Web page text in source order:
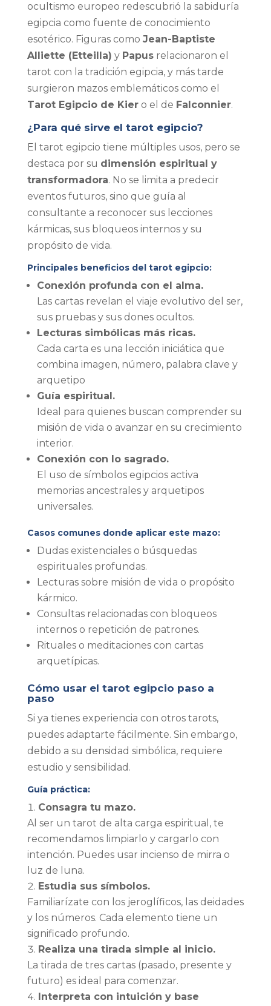
ocultismo europeo redescubrió la sabiduría
egipcia como fuente de conocimiento
esotérico. Figuras como Jean-Baptiste
Alliette (Etteilla) y Papusrelacionaron el
tarot con la tradición egipcia, y más tarde
surgieron mazos emblemáticos como el
Tarot Egipcio de Kiero el de Falconnier.
¿Para qué sirve el tarot egipcio?
El tarot egipcio tiene múltiples usos, pero se
destaca por su dimensión espiritual y
transformadora. No se limita a predecir
eventos futuros, sino que guía al
consultante a reconocer sus lecciones
kármicas, sus bloqueos internos y su
propósito de vida.
Principales beneficios del tarot egipcio:
Conexión profunda con el alma.
Las cartas revelan el viaje evolutivo del ser,
sus pruebas y sus dones ocultos.
Lecturas simbólicas más ricas.
Cada carta es una lección iniciática que
combina imagen, número, palabra clave y
arquetipo
Guía espiritual.
Ideal para quienes buscan comprender su
misión de vida o avanzar en su crecimiento
interior.
Conexión con lo sagrado.
El uso de símbolos egipcios activa
memorias ancestrales y arquetipos
universales.
Casos comunes donde aplicar este mazo:
Dudas existenciales o búsquedas
espirituales profundas.
Lecturas sobre misión de vida o propósito
kármico.
Consultas relacionadas con bloqueos
internos o repetición de patrones.
Rituales o meditaciones con cartas
arquetípicas.
Cómo usar el tarot egipcio paso a
paso
Si ya tienes experiencia con otros tarots,
puedes adaptarte fácilmente. Sin embargo,
debido a su densidad simbólica, requiere
estudio y sensibilidad.
Guía práctica:
Consagra tu mazo.
Al ser un tarot de alta carga espiritual, te
recomendamos limpiarlo y cargarlo con
intención. Puedes usar incienso de mirra o
luz de luna.
Estudia sus símbolos.
Familiarízate con los jeroglíficos, las deidades
y los números. Cada elemento tiene un
significado profundo.
Realiza una tirada simple al inicio.
La tirada de tres cartas (pasado, presente y
futuro) es ideal para comenzar.
Interpreta con intuición y base